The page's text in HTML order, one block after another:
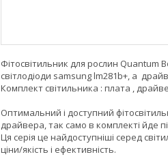
Фітосвітильник для рослин
світлодіоди samsung lm281b+, а
Комплект світильника : плата ,
Оптимальний і доступний
драйвера, так само в комплекті йде
Ця серія це найдоступніші серед
ціни/якість і ефективність.